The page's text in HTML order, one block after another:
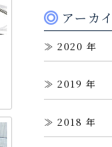
アーカ
2020
2019
2018